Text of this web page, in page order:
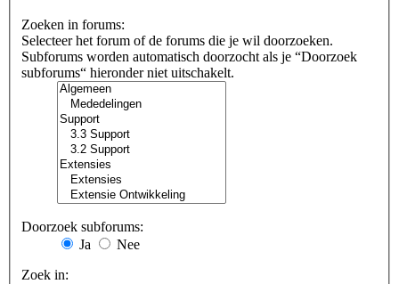
Zoeken in forums:
Selecteer het forum of de forums die je wil doorzoeken.
Subforums worden automatisch doorzocht als je “Doorzoek
subforums“ hieronder niet uitschakelt.
Doorzoek subforums:
Ja
Nee
Zoek in: